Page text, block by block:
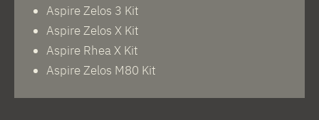
Aspire Zelos 3 Kit
Aspire Zelos X Kit
Aspire Rhea X Kit
Aspire Zelos M80 Kit